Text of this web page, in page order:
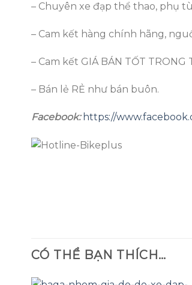
– Chuyên xe đạp thể thao, phụ
– Cam kết hàng chính hãng,
– Cam kết GIÁ BÁN TỐT TRONG
– Bán lẻ RẺ như bán buôn.
Facebook: https://
CÓ THỂ BẠN THÍCH…